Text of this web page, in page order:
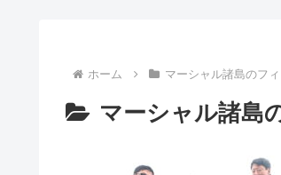
ホーム マーシャル諸島のフ
マーシャル諸島